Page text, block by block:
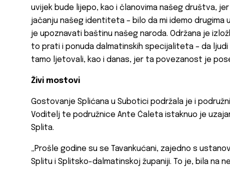
uvijek bude lijepo, kao i članovima našeg društva,
jačanju našeg identiteta – bilo da mi idemo drugima
je upoznavati baštinu našeg naroda. Održana je
to prati i ponuda dalmatinskih specijaliteta – da
tamo ljetovali, kao i danas, jer ta povezanost je
Živi mostovi
Gostovanje Splićana u Subotici podržala je i
Voditelj te podružnice Ante Ćaleta istaknuo je
Splita.
„Prošle godine su se Tavankućani, zajedno s
Splitu i Splitsko-dalmatinskoj županiji. To je, bila na